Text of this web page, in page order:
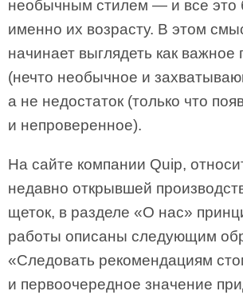
необычным стилем — и все это
именно их возрасту. В этом
начинает выглядеть как
(нечто необычное и
а не недостаток (только что
и непроверенное).
На сайте компании Quip,
недавно открывшей
щеток, в разделе «О нас»
работы описаны следующим
«Следовать рекомендациям
и первоочередное значение